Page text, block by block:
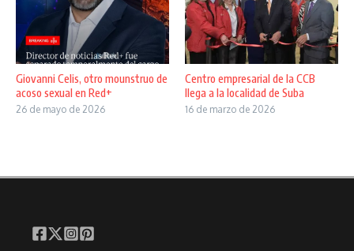
Giovanni Celis, otro mounstruo de
acoso sexual en Red+
26 de mayo de 2026
Centro empresarial de la CCB
llega a la localidad de Suba
16 de marzo de 2026